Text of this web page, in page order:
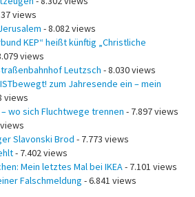
views
- 8.082 views
KEP“ heißt künftig „Christliche
views
Leutzsch - 8.030 views
zum Jahresende ein – mein
views
wo sich Fluchtwege trennen - 7.897 views
Slavonski Brod - 7.773 views
- 7.402 views
Mein letztes Mal bei IKEA- 7.101 views
Falschmeldung - 6.841 views